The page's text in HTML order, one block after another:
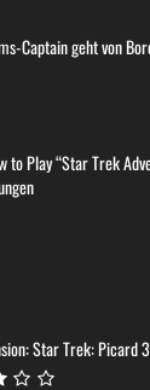
Captain geht von
to Play “Star Trek
Star Trek: Picard